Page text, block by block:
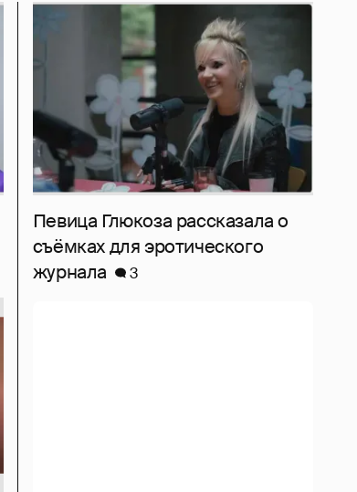
Певица Глюкоза рассказала о
съёмках для эротического
журнала
3